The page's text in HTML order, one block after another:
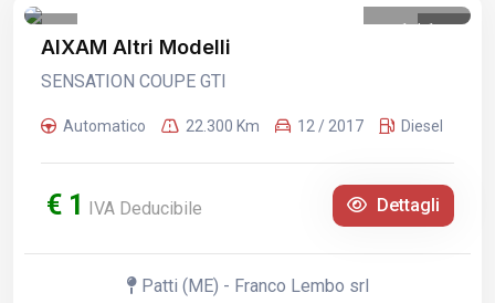
1 /1
AIXAM Altri Modelli
SENSATION COUPE GTI
Automatico 22.300 Km 12 / 2017 Diesel
€ 1 IVA Deducibile Dettagli
Patti (ME) - Franco Lembo srl